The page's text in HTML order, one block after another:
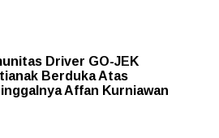
Driver GO-JEK
Berduka Atas
Affan Kurniawan